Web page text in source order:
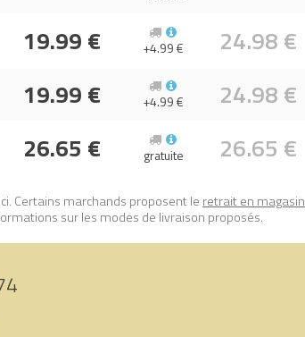
19.99 € 24.98 €
+4.99 €
19.99 € 24.98 €
+4.99 €
26.65 € 26.65 €
gratuite
Certains marchands proposent le retrait en magasin
sur les modes de livraison proposés.